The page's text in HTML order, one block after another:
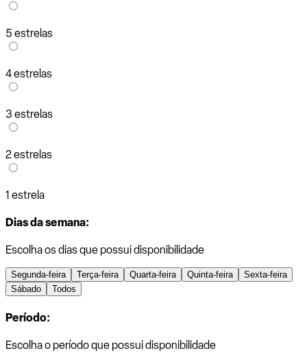
5 estrelas
4 estrelas
3 estrelas
2 estrelas
1 estrela
Dias da semana:
Escolha os dias que possui disponibilidade
Segunda-feira Terça-feira Quarta-feira Quinta-feira
Sexta-feira
Sábado
Todos
Período:
Escolha o período que possui disponibilidade